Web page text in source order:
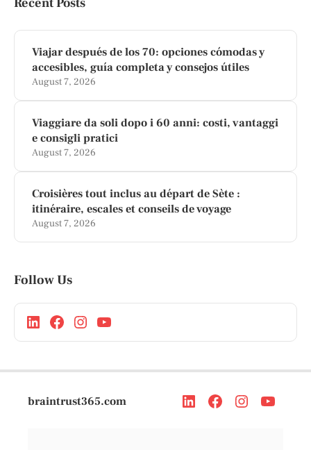
Viajar después de los 70: opciones cómodas y
accesibles, guía completa y consejos útiles
August 7, 2026
Viaggiare da soli dopo i 60 anni: costi, vantaggi
e consigli pratici
August 7, 2026
Croisières tout inclus au départ de Sète :
itinéraire, escales et conseils de voyage
August 7, 2026
Follow Us
braintrust365.com